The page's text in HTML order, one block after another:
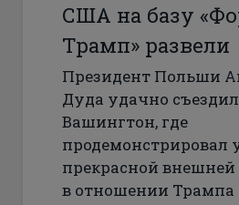
США на базу
Трамп» развели
Президент Польши
Дуда удачно
Вашингтон, где
продемонстрировал
прекрасной
в отношении Трампа